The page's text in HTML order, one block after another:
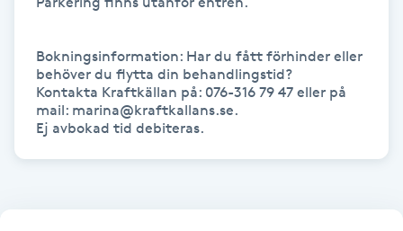
IPL hårborttagning
Bokningsinformation: Har du fått förhinder eller
behöver du flytta din behandlingstid?
Kontakta Kraftkällan på: 076-316 79 47 eller på
mail: marina@kraftkallans.se.
Ej avbokad tid debiteras.